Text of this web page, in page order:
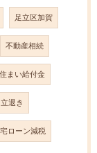
足立区加賀
不動産相続
住まい給付金
立退き
ローン減税